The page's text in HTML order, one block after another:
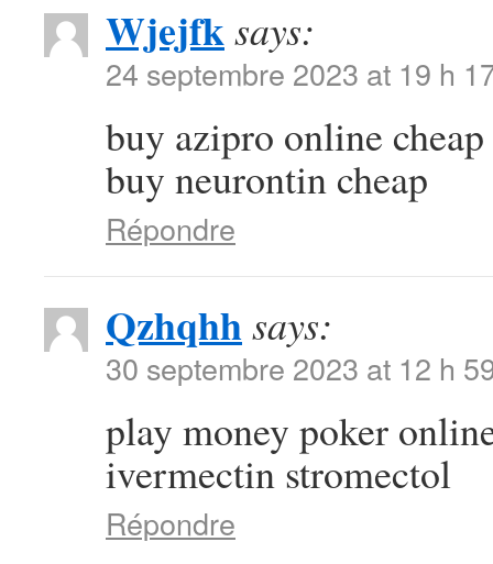
Wjejfksays:
24 septembre 2023 at 19 h
buy azipro online cheap
buy neurontin cheap
Répondre
Qzhqhhsays:
30 septembre 2023 at 12 h
play money poker
ivermectin stromectol
Répondre